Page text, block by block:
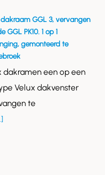
GGL 3, vervangen
GGL PK10. 1 op 1
gemonteerd te
dakramen een op een
Velux dakvenster
te